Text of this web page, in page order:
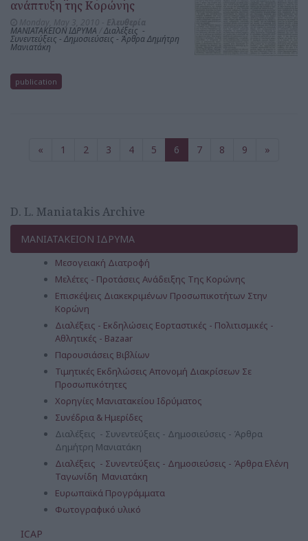
ανάπτυξη της Κορώνης
ΜΑΝΙΑΤΑΚΕΙΟΝ ΙΔΡΥΜΑ Διαλέξεις -
Συνεντεύξεις - Δημοσιεύσεις - Άρθρα Δημήτρη
Μανιατάκη
publication
« 1 2 3 4 5 6 7 8 9 »
D. L. Maniatakis Archive
ΜΑΝΙΑΤΑΚΕΙΟΝ ΙΔΡΥΜΑ
Μεσογειακή Διατροφή
Μελέτες - Προτάσεις Ανάδειξης Της Κορώνης
Επισκέψεις Διακεκριμένων Προσωπικοτήτων Στην
Κορώνη
Διαλέξεις - Εκδηλώσεις Εορταστικές - Πολιτισμικές -
Αθλητικές - Bazaar
Παρουσιάσεις Βιβλίων
Τιμητικές Εκδηλώσεις Απονομή Διακρίσεων Σε
Προσωπικότητες
Χορηγίες Μανιατακείου Ιδρύματος
Συνέδρια & Ημερίδες
Διαλέξεις - Συνεντεύξεις - Δημοσιεύσεις - Άρθρα
Δημήτρη Μανιατάκη
Διαλέξεις - Συνεντεύξεις - Δημοσιεύσεις - Άρθρα Ελένη
Ταγωνίδη Μανιατάκη
Ευρωπαϊκά Προγράμματα
Φωτογραφικό υλικό
ICAP